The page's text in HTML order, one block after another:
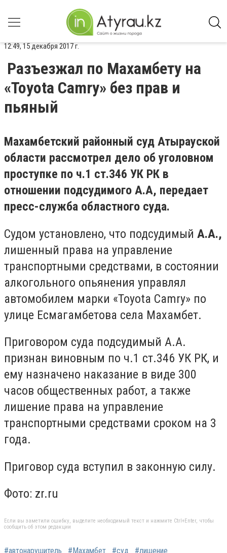
12:49, 15 декабря 2017 г.
Разъезжал по Махамбету на
«Toyota Camry» без прав и
пьяный
Махамбетский районный суд Атырауской
области рассмотрел дело об уголовном
проступке по ч.1 ст.346 УК РК в
отношении подсудимого А.А, передает
пресс-служба областного суда.
Судом установлено, что подсудимый А.А.,
лишенный права на управление
транспортными средствами, в состоянии
алкогольного опьянения управлял
автомобилем марки «Toyota Camry» по
улице Есмагамбетова села Махамбет.
Приговором суда подсудимый А.А.
признан виновным по ч.1 ст.346 УК РК, и
ему назначено наказание в виде 300
часов общественных работ, а также
лишение права на управление
транспортными средствами сроком на 3
года.
Приговор суда вступил в законную силу.
Фото: zr.ru
Если вы заметили ошибку, выделите необходимый текст и нажмите Ctrl+Enter, чтобы
сообщить об этом редакции
#автонарушитель #Махамбет #суд #лишение